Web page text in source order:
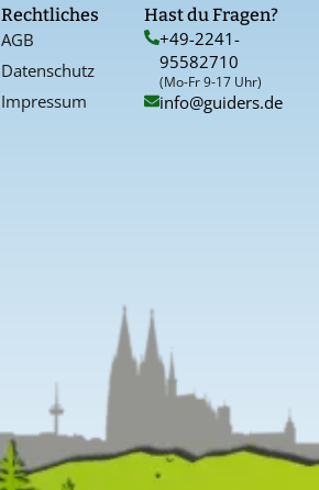
Rechtliches
AGB
Datenschutz
Impressum
Hast du Fragen?
+49-2241-
95582710
(Mo-Fr 9-17 Uhr)
info@guiders.de
Kundenbewertungen und Erfahrungen zu
SEHR GUT